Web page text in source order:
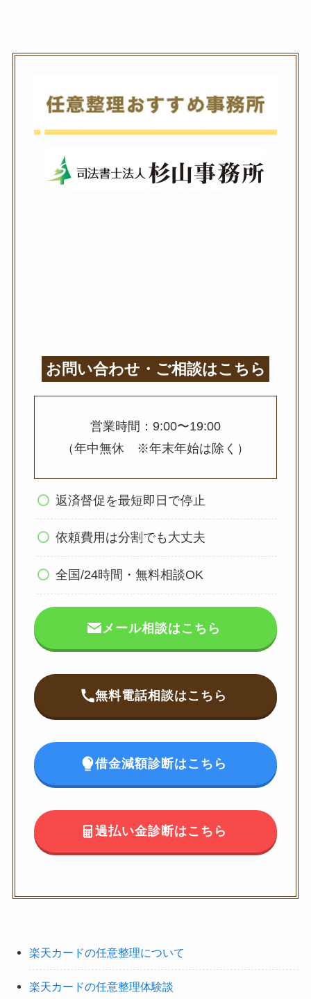
お問い合わせ・ご相談はこちら
営業時間：9:00〜19:00
（年中無休 ※年末年始は除く）
返済督促を最短即日で停止
依頼費用は分割でも大丈夫
全国/24時間・無料相談OK
メール相談はこちら
無料電話相談はこちら
借金減額診断はこちら
過払い金診断はこちら
楽天カードの任意整理について
楽天カードの任意整理体験談